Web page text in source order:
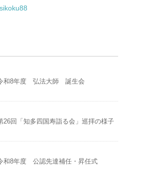
和8年度 弘法大師 誕生会
26回「知多四国寿詣る会」巡拝の様子
和8年度 公認先達補任・昇任式